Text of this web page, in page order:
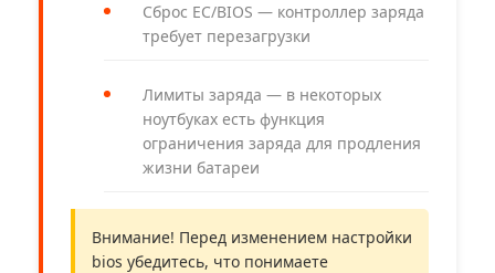
Сброс EC/BIOS — контроллер заряда
требует перезагрузки
Лимиты заряда — в некоторых
ноутбуках есть функция
ограничения заряда для продления
жизни батареи
Внимание! Перед изменением настройки
bios убедитесь, что понимаете